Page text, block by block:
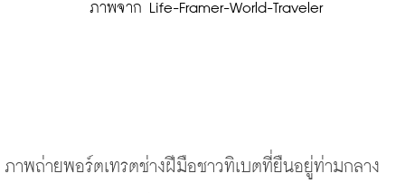
ภาพจาก Life-Framer-World-Traveler
ภาพถ่ายพอร์ตเทรตช่างฝีมือชาวทิเบตที่ยืนอยู่ท่ามกลาง